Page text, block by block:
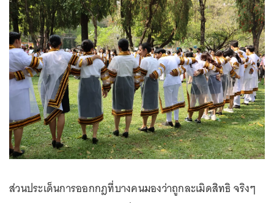
ส่วนประเด็นการออกกฎที่บางคนมองว่าถูกละเมิดสิทธิ จริงๆ